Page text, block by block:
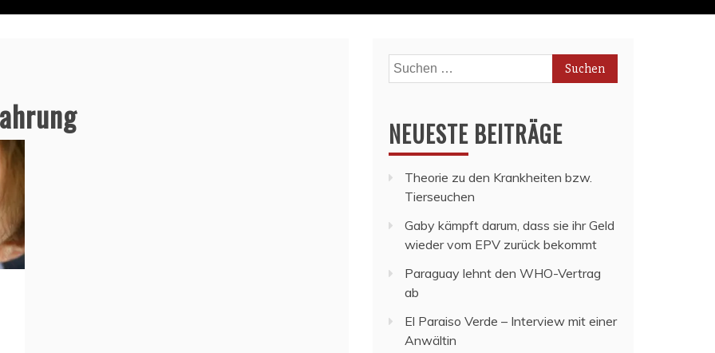
Suchen
nach:
NEUESTE BEITRÄGE
Theorie zu den Krankheiten bzw.
Tierseuchen
Gaby kämpft darum, dass sie ihr Geld
wieder vom EPV zurück bekommt
Paraguay lehnt den WHO-Vertrag
ab
El Paraiso Verde – Interview mit einer
Anwältin